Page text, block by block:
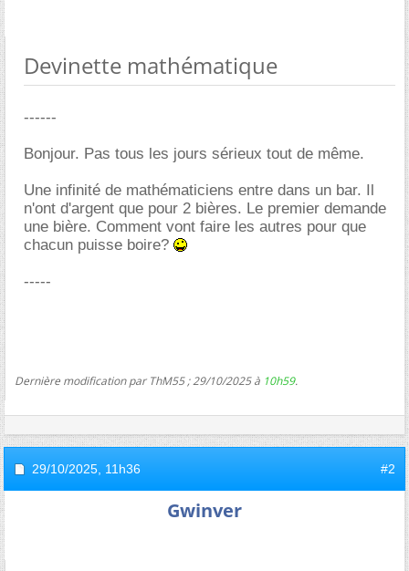
Devinette mathématique
------
Bonjour. Pas tous les jours sérieux tout de même.
Une infinité de mathématiciens entre dans un bar. Il
n'ont d'argent que pour 2 bières. Le premier demande
une bière. Comment vont faire les autres pour que
chacun puisse boire?
-----
Dernière modification par ThM55 ; 29/10/2025 à 10h59.
29/10/2025, 11h36 #2
Gwinver